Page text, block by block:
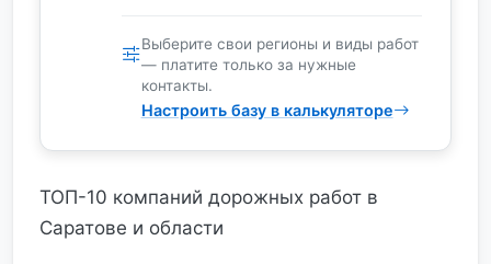
Выберите свои регионы и виды работ
— платите только за нужные
контакты.
Настроить базу в калькуляторе
ТОП-10 компаний дорожных работ в
Саратове и области